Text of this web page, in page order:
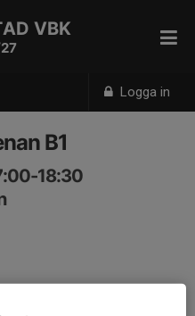
Logga in
VBK
B1
18:30